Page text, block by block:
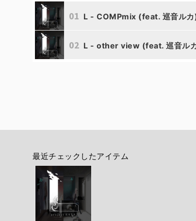
01 L - COMPmix (feat. 巡音ルカ
02 L - other view (feat. 巡音ル
最近チェックしたアイテム